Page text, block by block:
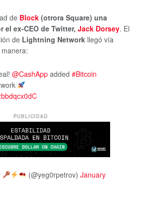
de Block (otrora Square) una
el ex-CEO de Twitter, Jack Dorsey. El
de Lightning Network llegó vía
@CashApp added #Bitcoin
PUBLICIDAD
(@yeg0rpetrov) January